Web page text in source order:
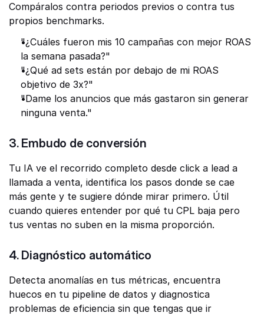
Compáralos contra periodos previos o contra tus
propios benchmarks.
"¿Cuáles fueron mis 10 campañas con mejor ROAS
la semana pasada?"
"¿Qué ad sets están por debajo de mi ROAS
objetivo de 3x?"
"Dame los anuncios que más gastaron sin generar
ninguna venta."
3. Embudo de conversión
Tu IA ve el recorrido completo desde click a lead a
llamada a venta, identifica los pasos donde se cae
más gente y te sugiere dónde mirar primero. Útil
cuando quieres entender por qué tu CPL baja pero
tus ventas no suben en la misma proporción.
4. Diagnóstico automático
Detecta anomalías en tus métricas, encuentra
huecos en tu pipeline de datos y diagnostica
problemas de eficiencia sin que tengas que ir